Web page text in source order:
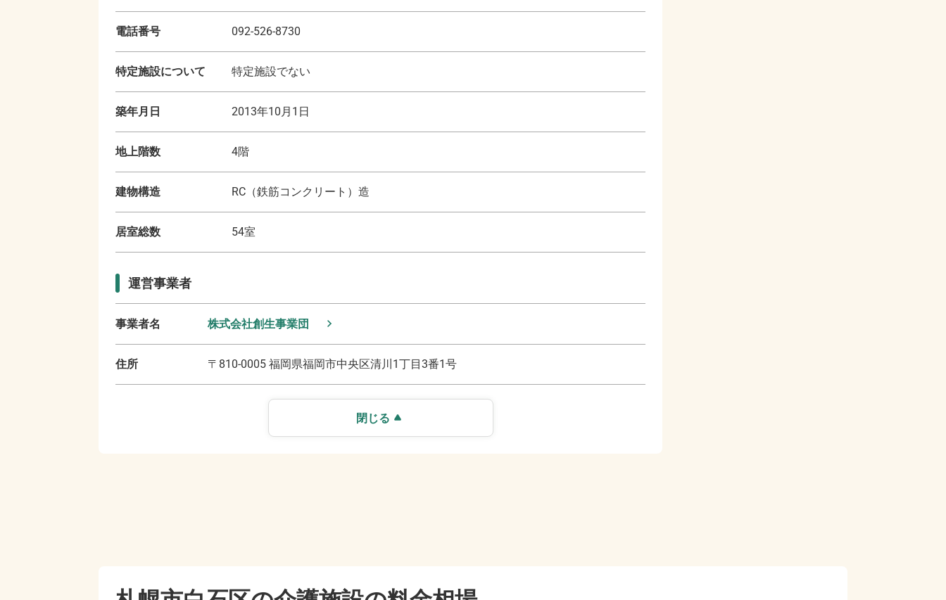
電話番号 092-526-8730
特定施設について 特定施設でない
築年月日 2013年10月1日
地上階数 4階
建物構造 RC（鉄筋コンクリート）造
居室総数 54室
運営事業者
事業者名 株式会社創生事業団
住所 〒 810-0005 福岡県福岡市中央区清川1丁目3番1号
閉じる